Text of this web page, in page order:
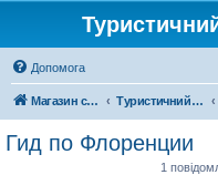
Допомога
Магазин спорядження Туристичний форум «Рюкзак»
Гид по Флоренции
1